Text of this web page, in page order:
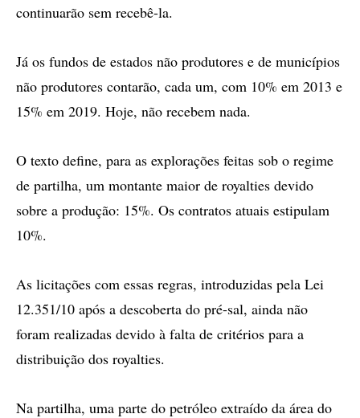
continuarão sem recebê-la.
Já os fundos de estados não produtores e de municípios
não produtores contarão, cada um, com 10% em 2013 e
15% em 2019. Hoje, não recebem nada.
O texto define, para as explorações feitas sob o regime
de partilha, um montante maior de royalties devido
sobre a produção: 15%. Os contratos atuais estipulam
10%.
As licitações com essas regras, introduzidas pela Lei
12.351/10 após a descoberta do pré-sal, ainda não
foram realizadas devido à falta de critérios para a
distribuição dos royalties.
Na partilha, uma parte do petróleo extraído da área do